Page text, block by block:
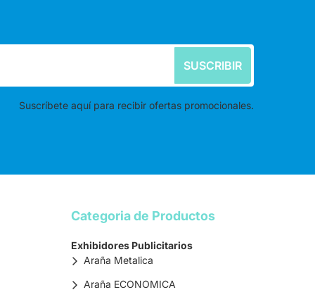
SUSCRIBIR
Suscríbete aquí para recibir ofertas promocionales.
Categoria de Productos
Exhibidores Publicitarios
Araña Metalica
Araña ECONOMICA